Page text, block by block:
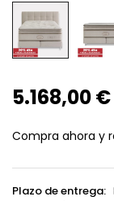
5.168,00 €
Compra ahora y
Plazo de entrega: